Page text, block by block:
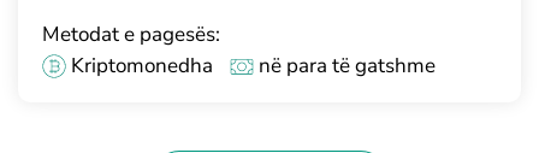
Metodat e pagesës:
Kriptomonedha
në para të gatshme